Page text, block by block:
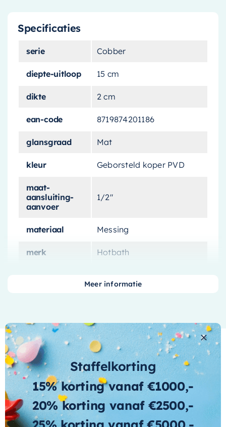
Specificaties
serie Cobber
diepte-uitloop 15 cm
dikte 2 cm
ean-code 8719874201186
glansgraad Mat
kleur Geborsteld koper PVD
maat-
aansluiting-
aanvoer
1/2"
materiaal Messing
merk Hotbath
omstelinrichting
Nee
Meer informatie
Wat andere over ons zeggen
Cherryl
Staffelkorting
15% korting vanaf €1000,-
20% korting vanaf €2500,-